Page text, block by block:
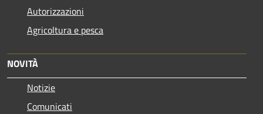
Autorizzazioni
Agricoltura e pesca
NOVITÀ
Notizie
Comunicati